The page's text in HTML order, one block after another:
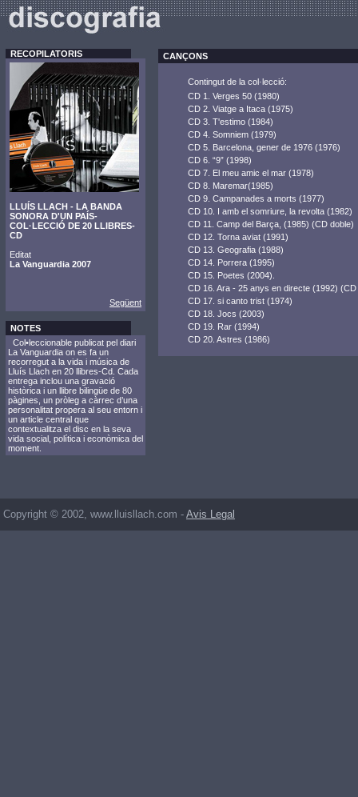
RECOPILATORIS
LLUÍS LLACH - LA BANDA
SONORA D'UN PAÍS-
COL·LECCIÓ DE 20 LLIBRES-
CD
Editat
La Vanguardia 2007
Següent
NOTES
Col•leccionable publicat pel diari
La Vanguardia on es fa un
recorregut a la vida i música de
Lluís Llach en 20 llibres-Cd. Cada
entrega inclou una gravació
històrica i un llibre bilingüe de 80
pàgines, un pròleg a càrrec d’una
personalitat propera al seu entorn i
un article central que
contextualitza el disc en la seva
vida social, política i econòmica del
moment.
CANÇONS
Contingut de la col·lecció:
CD 1. Verges 50 (1980)
CD 2. Viatge a Itaca (1975)
CD 3. T'estimo (1984)
CD 4. Somniem (1979)
CD 5. Barcelona, gener de 1976 (1976)
CD 6. “9” (1998)
CD 7. El meu amic el mar (1978)
CD 8. Maremar(1985)
CD 9. Campanades a morts (1977)
CD 10. I amb el somriure, la revolta (1982)
CD 11. Camp del Barça, (1985) (CD doble)
CD 12. Torna aviat (1991)
CD 13. Geografia (1988)
CD 14. Porrera (1995)
CD 15. Poetes (2004).
CD 16. Ara - 25 anys en directe (1992) (CD
CD 17. si canto trist (1974)
CD 18. Jocs (2003)
CD 19. Rar (1994)
CD 20. Astres (1986)
Copyright © 2002, www.lluisllach.com - Avis Legal